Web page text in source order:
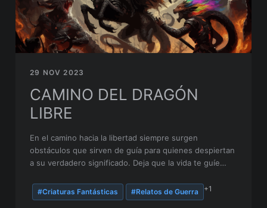
29 NOV 2023
CAMINO DEL DRAGÓN
LIBRE
En el camino hacia la libertad siempre surgen
obstáculos que sirven de guía para quienes despiertan
a su verdadero significado. Deja que la vida te guíe
#Criaturas Fantásticas #Relatos de Guerra +1